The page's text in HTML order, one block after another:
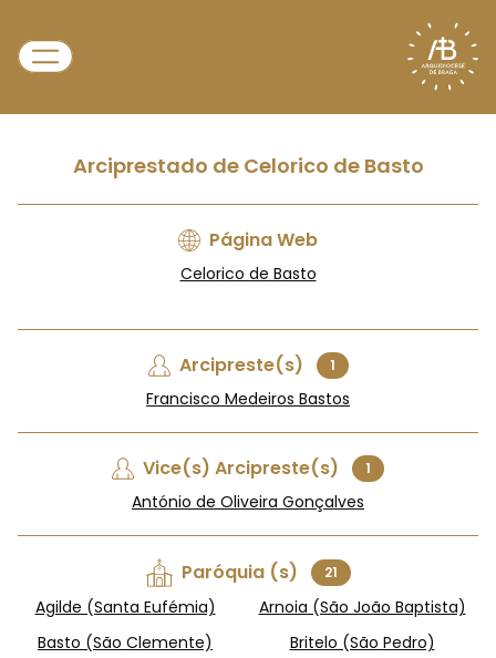
Arciprestado de Celorico de Basto
Página Web
Celorico de Basto
Arcipreste(s) 1
Francisco Medeiros Bastos
Vice(s) Arcipreste(s) 1
António de Oliveira Gonçalves
Paróquia (s) 21
Agilde (Santa Eufémia)
Arnoia (São João Baptista)
Basto (São Clemente)
Britelo (São Pedro)